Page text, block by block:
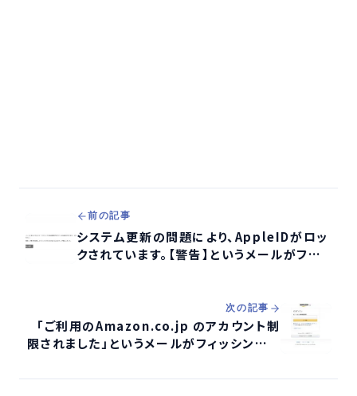
前の記事
システム更新の問題により、AppleIDがロッ
クされています。【警告】というメールがフィッ
次の記事
「ご利用のAmazon.co.jp のアカウント制
限されました」というメールがフィッシング詐